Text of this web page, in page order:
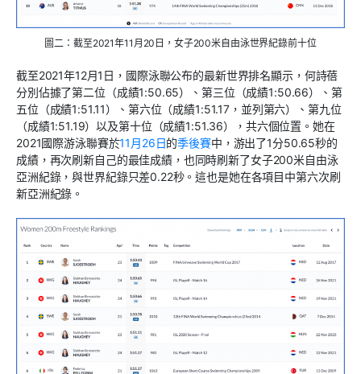
圖二：截至2021年11月20日，女子200米自由泳世界紀錄前十位
截至2021年12月1日，國際泳聯公布的最新世界排名顯示，何詩蓓
分別佔據了第二位（成績1:50.65）、第三位（成績1:50.66）、第
五位（成績1:51.11）、第六位（成績1:51.17，並列第六）、第九位
（成績1:51.19）以及第十位（成績1:51.36），共六個位置。她在
2021國際游泳聯賽於11月26日的季後賽中，游出了1分50.65秒的
成績，再次刷新自己的最佳成績，也同時刷新了女子200米自由泳
亞洲紀錄，與世界紀錄只差0.22秒。這也是她在各項目中第六次刷
新亞洲紀錄。